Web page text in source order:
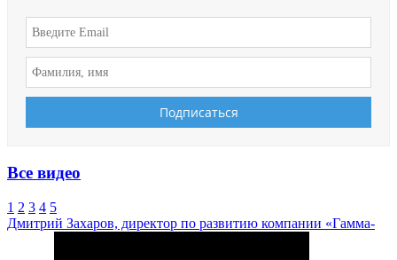
Все видео
1 2 3 4 5
Дмитрий Захаров, директор по развитию компании «Гамма-